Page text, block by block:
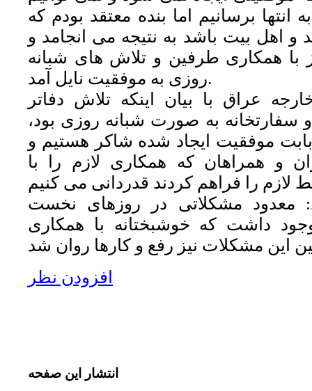
انتها برسانیم اما بنده معتقد بودم که
و اهل بیت باشد به نتیجه می انجامد و
با همکاری طرفین و تلاش های شبانه
روزی به موفقیت نایل آمد.
عراق با بیان اینکه تلاش دفاتر
سفارتخانه به صورت شبانه روزی بود،
موفقیت ایجاد شده شاکر هستیم و
و همراهان که همکاری لازم را با
معدود مشکلاتی در روزهای نخست
داشت که خوشبختانه با همکاری
افزودن نظر
انتشار این صفحه